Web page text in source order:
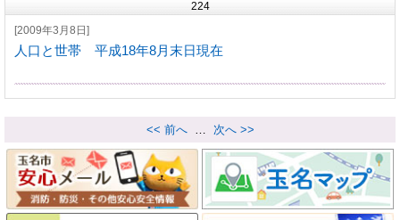
224
[2009年3月8日]
人口と世帯 平成18年8月末日現在
<< 前へ 次へ >>